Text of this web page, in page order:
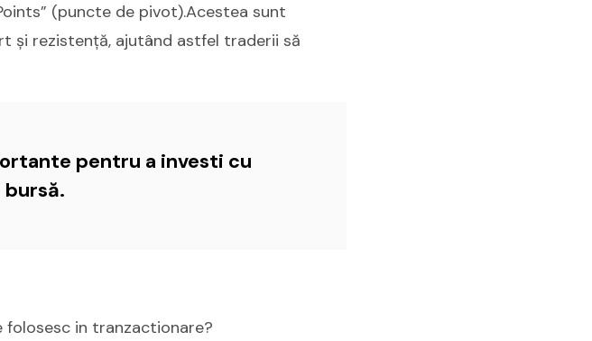
(puncte de pivot).Acestea sunt
și rezistență, ajutând astfel traderii să
pentru a investi cu
bursă.
folosesc in tranzactionare?